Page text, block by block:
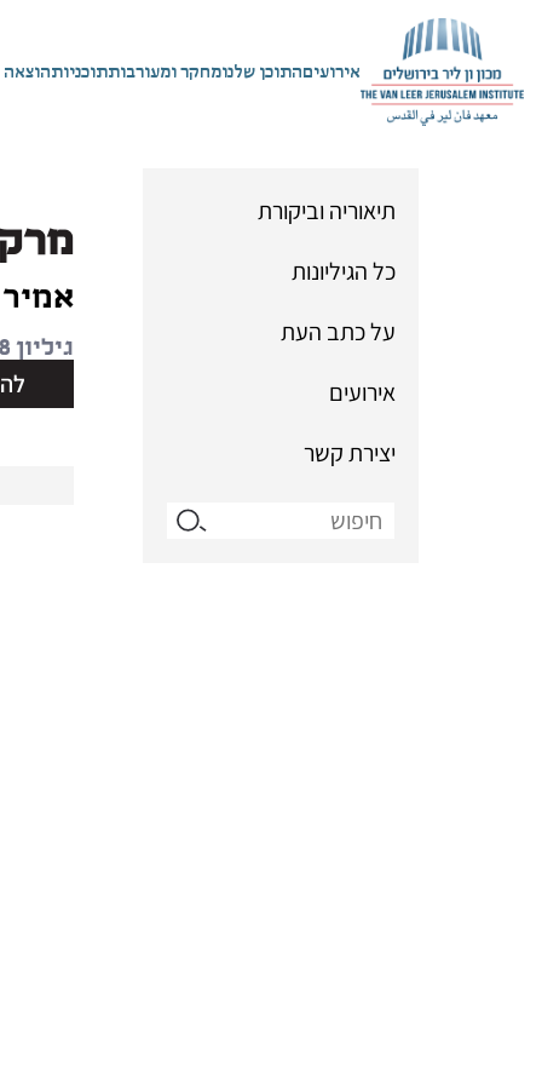
אירועיםהתוכן שלנומחקר ומעורבותתוכניותהוצאה
תיאוריה וביקורת
כל הגיליונות
על כתב העת
אירועים
יצירת קשר
Search
גיליון 28 | אביב 2006